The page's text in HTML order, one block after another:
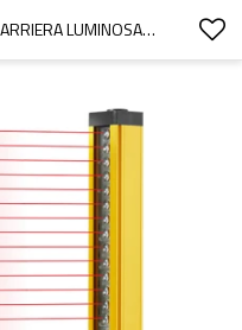
DK-QCE60-20-1180 2BB｜BARRIERA LUMINOSA｜DADISICK